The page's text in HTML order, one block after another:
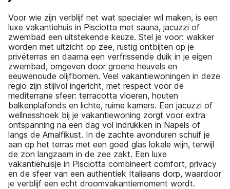
Voor wie zijn verblijf net wat specialer wil maken, is een
luxe vakantiehuis in Pisciotta met sauna, jacuzzi of
zwembad een uitstekende keuze. Stel je voor: wakker
worden met uitzicht op zee, rustig ontbijten op je
privéterras en daarna een verfrissende duik in je eigen
zwembad, omgeven door groene heuvels en
eeuwenoude olijfbomen. Veel vakantiewoningen in deze
regio zijn stijlvol ingericht, met respect voor de
mediterrane sfeer: terracotta vloeren, houten
balkenplafonds en lichte, ruime kamers. Een jacuzzi of
wellnesshoek bij je vakantiewoning zorgt voor extra
ontspanning na een dag vol indrukken in Napels of
langs de Amalfikust. In de zachte avonduren schuif je
aan op het terras met een goed glas lokale wijn, terwijl
de zon langzaam in de zee zakt. Een luxe
vakantiehuisje in Pisciotta combineert comfort, privacy
en de sfeer van een authentiek Italiaans dorp, waardoor
je verblijf een echt droomvakantiemoment wordt.